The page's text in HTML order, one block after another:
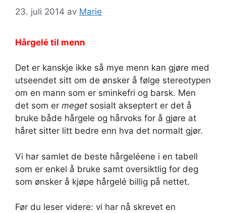
23. juli 2014 av Marie
Hårgelé til menn
Det er kanskje ikke så mye menn kan gjøre med
utseendet sitt om de ønsker å følge stereotypen
om en mann som er sminkefri og barsk. Men
det som er meget sosialt akseptert er det å
bruke både hårgele og hårvoks for å gjøre at
håret sitter litt bedre enn hva det normalt gjør.
Vi har samlet de beste hårgeléene i en tabell
som er enkel å bruke samt oversiktlig for deg
som ønsker å kjøpe hårgelé billig på nettet.
Før du leser videre: vi har nå skrevet en